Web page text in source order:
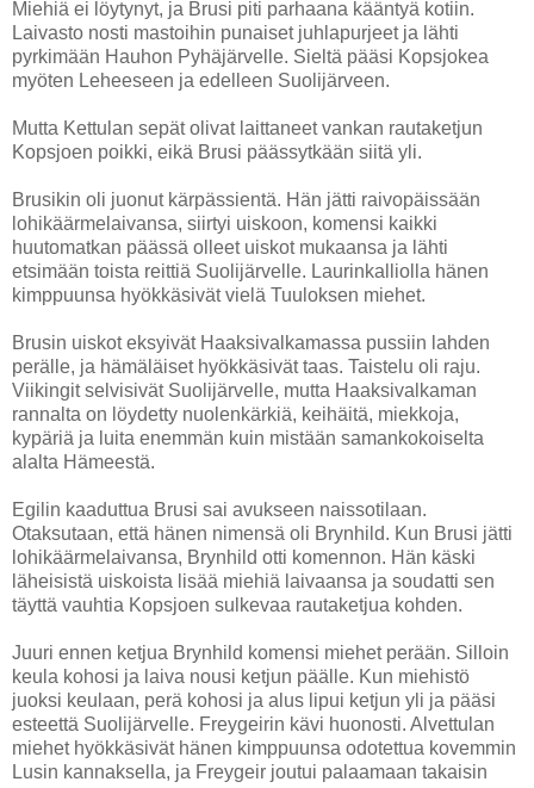
Miehiä ei löytynyt, ja Brusi piti parhaana kääntyä kotiin.
Laivasto nosti mastoihin punaiset juhlapurjeet ja lähti
pyrkimään Hauhon Pyhäjärvelle. Sieltä pääsi Kopsjokea
myöten Leheeseen ja edelleen Suolijärveen.
Mutta Kettulan sepät olivat laittaneet vankan rautaketjun
Kopsjoen poikki, eikä Brusi päässytkään siitä yli.
Brusikin oli juonut kärpässientä. Hän jätti raivopäissään
lohikäärmelaivansa, siirtyi uiskoon, komensi kaikki
huutomatkan päässä olleet uiskot mukaansa ja lähti
etsimään toista reittiä Suolijärvelle. Laurinkalliolla hänen
kimppuunsa hyökkäsivät vielä Tuuloksen miehet.
Brusin uiskot eksyivät Haaksivalkamassa pussiin lahden
perälle, ja hämäläiset hyökkäsivät taas. Taistelu oli raju.
Viikingit selvisivät Suolijärvelle, mutta Haaksivalkaman
rannalta on löydetty nuolenkärkiä, keihäitä, miekkoja,
kypäriä ja luita enemmän kuin mistään samankokoiselta
alalta Hämeestä.
Egilin kaaduttua Brusi sai avukseen naissotilaan.
Otaksutaan, että hänen nimensä oli Brynhild. Kun Brusi jätti
lohikäärmelaivansa, Brynhild otti komennon. Hän käski
läheisistä uiskoista lisää miehiä laivaansa ja soudatti sen
täyttä vauhtia Kopsjoen sulkevaa rautaketjua kohden.
Juuri ennen ketjua Brynhild komensi miehet perään. Silloin
keula kohosi ja laiva nousi ketjun päälle. Kun miehistö
juoksi keulaan, perä kohosi ja alus lipui ketjun yli ja pääsi
esteettä Suolijärvelle. Freygeirin kävi huonosti. Alvettulan
miehet hyökkäsivät hänen kimppuunsa odotettua kovemmin
Lusin kannaksella, ja Freygeir joutui palaamaan takaisin